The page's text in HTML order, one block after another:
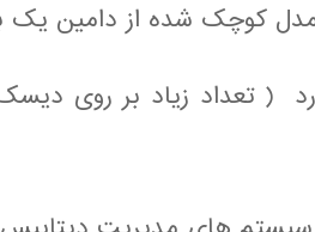
کوچک شده از دامین یک
( تعداد زیاد بر روی